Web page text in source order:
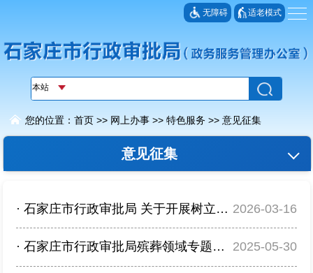
无障碍 适老模式
您的位置： 首页>> 网上办事>> 特色服务 >> 意见征集
意见征集
· 石家庄市行政审批局 关于开展树立和践行正确政绩观学习教育 网上征求意见建议的公... 2026-03-16
· 石家庄市行政审批局殡葬领域专题民主生活会网上征求意见 2025-05-30